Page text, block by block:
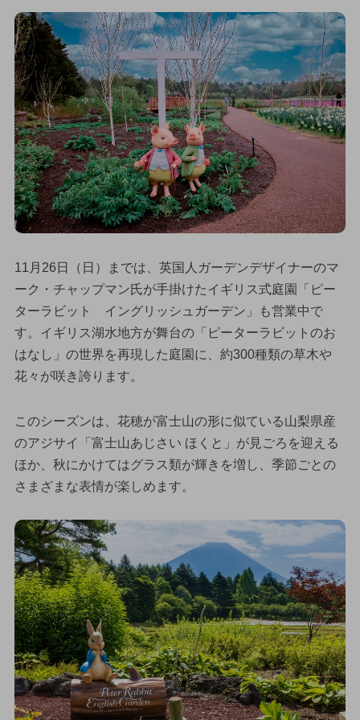
11月26日（日）までは、英国人ガーデンデザイナーのマ
ーク・チャップマン氏が手掛けたイギリス式庭園「ピー
ターラビット イングリッシュガーデン」も営業中で
す。イギリス湖水地方が舞台の「ピーターラビットのお
はなし」の世界を再現した庭園に、約300種類の草木や
花々が咲き誇ります。
このシーズンは、花穂が富士山の形に似ている山梨県産
のアジサイ「富士山あじさい ほくと」が見ごろを迎える
ほか、秋にかけてはグラス類が輝きを増し、季節ごとの
さまざまな表情が楽しめます。